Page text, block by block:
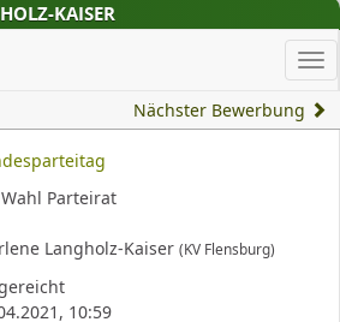
KAISER
Nächster Bewerbung
Parteirat
Langholz-Kaiser (KV Flensburg)
10:59